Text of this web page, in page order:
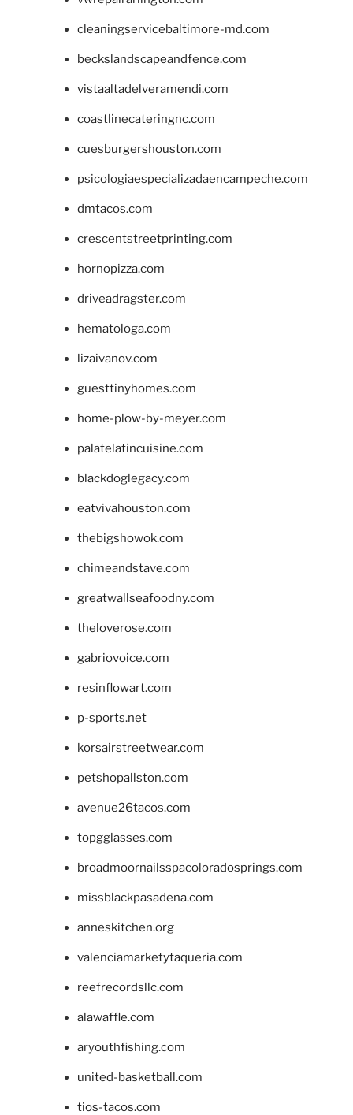
cleaningservicebaltimore-md.com
beckslandscapeandfence.com
vistaaltadelveramendi.com
coastlinecateringnc.com
cuesburgershouston.com
psicologiaespecializadaencampeche.com
dmtacos.com
crescentstreetprinting.com
hornopizza.com
driveadragster.com
hematologa.com
lizaivanov.com
guesttinyhomes.com
home-plow-by-meyer.com
palatelatincuisine.com
blackdoglegacy.com
eatvivahouston.com
thebigshowok.com
chimeandstave.com
greatwallseafoodny.com
theloverose.com
gabriovoice.com
resinflowart.com
p-sports.net
korsairstreetwear.com
petshopallston.com
avenue26tacos.com
topgglasses.com
broadmoornailsspacoloradosprings.com
missblackpasadena.com
anneskitchen.org
valenciamarketytaqueria.com
reefrecordsllc.com
alawaffle.com
aryouthfishing.com
united-basketball.com
tios-tacos.com